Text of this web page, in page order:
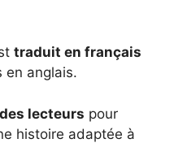
traduit en français
en anglais.
lecteurs pour
histoire adaptée à